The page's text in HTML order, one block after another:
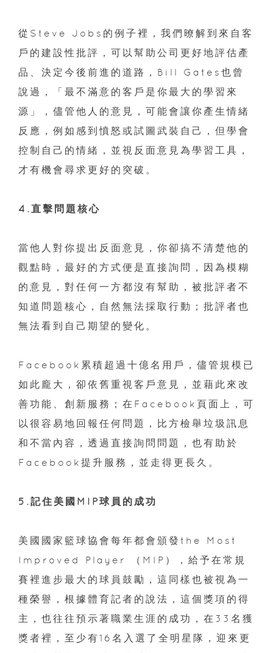
從Steve Jobs的例子裡，我們暸解到來自客
戶的建設性批評，可以幫助公司更好地評估產
品、決定今後前進的道路，Bill Gates也曾
說過，「最不滿意的客戶是你最大的學習來
源」，儘管他人的意見，可能會讓你產生情緒
反應，例如感到憤怒或試圖武裝自己，但學會
控制自己的情緒，並視反面意見為學習工具，
才有機會尋求更好的突破。
4.直擊問題核心
當他人對你提出反面意見，你卻搞不清楚他的
觀點時，最好的方式便是直接詢問，因為模糊
的意見，對任何一方都沒有幫助，被批評者不
知道問題核心，自然無法採取行動；批評者也
無法看到自己期望的變化。
Facebook累積超過十億名用戶，儘管規模已
如此龐大，卻依舊重視客戶意見，並藉此來改
善功能、創新服務；在Facebook頁面上，可
以很容易地回報任何問題，比方檢舉垃圾訊息
和不當內容，透過直接詢問問題，也有助於
Facebook提升服務，並走得更長久。
5.記住美國MIP球員的成功
美國國家籃球協會每年都會頒發the Most
Improved Player （MIP），給予在常規
賽裡進步最大的球員鼓勵，這同樣也被視為一
種榮譽，根據體育記者的說法，這個獎項的得
主，也往往預示著職業生涯的成功，在33名獲
獎者裡，至少有16名入選了全明星隊，迎來更